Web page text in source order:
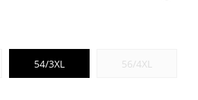
54/3XL 56/4XL